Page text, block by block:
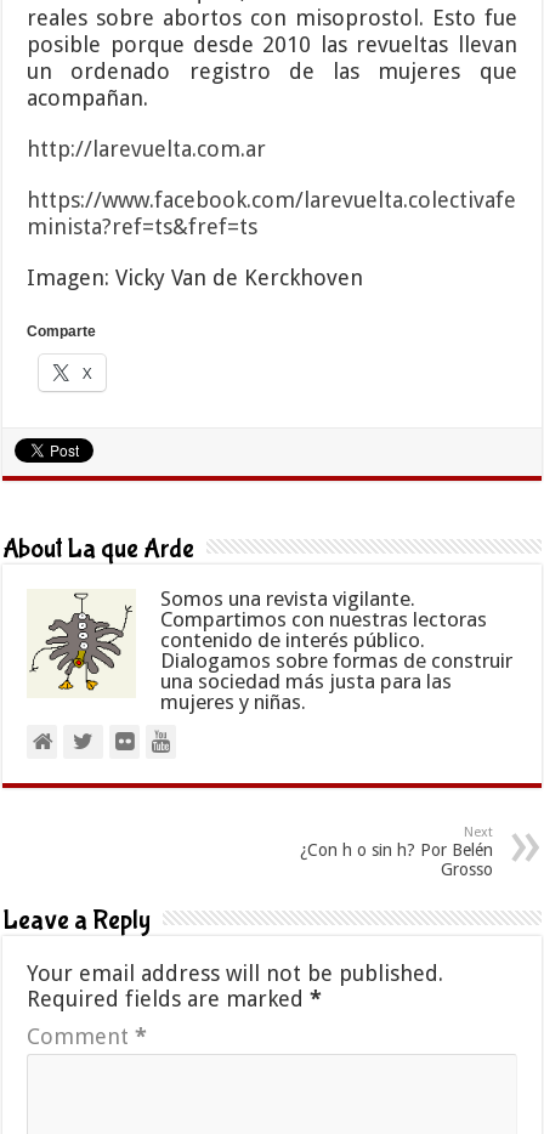
reales sobre abortos con misoprostol. Esto fue
posible porque desde 2010 las revueltas llevan
un ordenado registro de las mujeres que
acompañan.
http://larevuelta.com.ar
https://www.facebook.com/larevuelta.colectivafe
minista?ref=ts&fref=ts
Imagen: Vicky Van de Kerckhoven
Comparte
X
About La que Arde
Somos una revista vigilante.
Compartimos con nuestras lectoras
contenido de interés público.
Dialogamos sobre formas de construir
una sociedad más justa para las
mujeres y niñas.
Next
¿Con h o sin h? Por Belén
Grosso
Leave a Reply
Your email address will not be published.
Required fields are marked*
Comment*